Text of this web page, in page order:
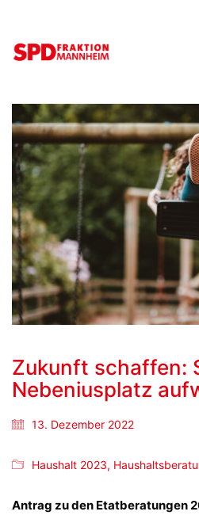
Zukunft schaffen:
Nebeniusplatz
13. Dezember 2022
Haushalt 2023,
Antrag zu den Etatberatungen